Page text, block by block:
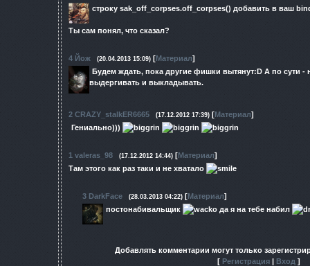
строку sak_off_corpses.off_corpses() добавить в ваш
Ты сам понял, что сказал?
4 Йож (20.04.2013 15:09) [Материал]
Будем ждать, пока другие фишки вытянут:D А по сути -
выдергивать и выкладывать.
2 CRAZY_stalkER6665 (17.12.2012 17:39) [Материал]
Гениально)))
1 valeras_98 (17.12.2012 14:44) [Материал]
Там этого как раз таки и не хватало
3 DarkFace (28.03.2013 04:22) [Материал]
постонабивальщик
да я на тебе набил
Добавлять комментарии могут только
[ Регистрация | Вход ]